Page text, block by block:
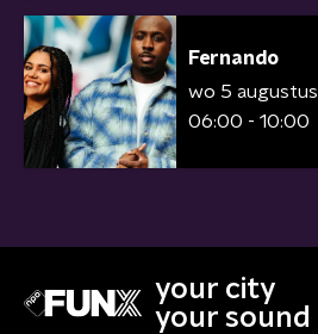
Fernando
wo 5 augustus
06:00 - 10:00
your city
your sound